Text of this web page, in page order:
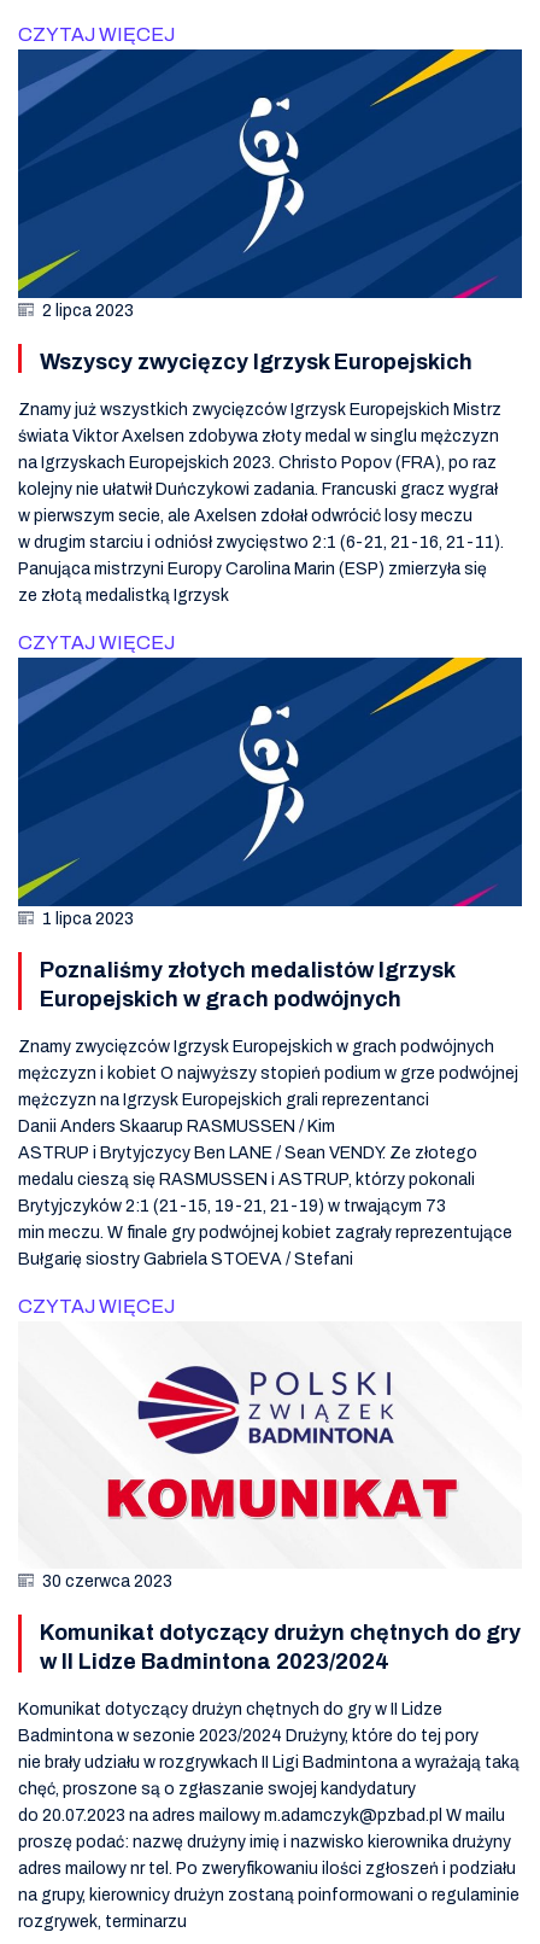
CZYTAJ WIĘCEJ
2 lipca 2023
Wszyscy zwycięzcy Igrzysk Europejskich
Znamy już wszystkich zwycięzców Igrzysk Europejskich Mistrz
świata Viktor Axelsen zdobywa złoty medal w singlu mężczyzn
na Igrzyskach Europejskich 2023. Christo Popov (FRA), po raz
kolejny nie ułatwił Duńczykowi zadania. Francuski gracz wygrał
w pierwszym secie, ale Axelsen zdołał odwrócić losy meczu
w drugim starciu i odniósł zwycięstwo 2:1 (6-21, 21-16, 21-11).
Panująca mistrzyni Europy Carolina Marin (ESP) zmierzyła się
ze złotą medalistką Igrzysk
CZYTAJ WIĘCEJ
1 lipca 2023
Poznaliśmy złotych medalistów Igrzysk
Europejskich w grach podwójnych
Znamy zwycięzców Igrzysk Europejskich w grach podwójnych
mężczyzn i kobiet O najwyższy stopień podium w grze podwójnej
mężczyzn na Igrzysk Europejskich grali reprezentanci
Danii Anders Skaarup RASMUSSEN / Kim
ASTRUP i Brytyjczycy Ben LANE / Sean VENDY. Ze złotego
medalu cieszą się RASMUSSEN i ASTRUP, którzy pokonali
Brytyjczyków 2:1 (21-15, 19-21, 21-19) w trwającym 73
min meczu. W finale gry podwójnej kobiet zagrały reprezentujące
Bułgarię siostry Gabriela STOEVA / Stefani
CZYTAJ WIĘCEJ
30 czerwca 2023
Komunikat dotyczący drużyn chętnych do gry
w II Lidze Badmintona 2023/2024
Komunikat dotyczący drużyn chętnych do gry w II Lidze
Badmintona w sezonie 2023/2024 Drużyny, które do tej pory
nie brały udziału w rozgrywkach II Ligi Badmintona a wyrażają taką
chęć, proszone są o zgłaszanie swojej kandydatury
do 20.07.2023 na adres mailowy m.adamczyk@pzbad.pl W mailu
proszę podać: nazwę drużyny imię i nazwisko kierownika drużyny
adres mailowy nr tel. Po zweryfikowaniu ilości zgłoszeń i podziału
na grupy, kierownicy drużyn zostaną poinformowani o regulaminie
rozgrywek, terminarzu